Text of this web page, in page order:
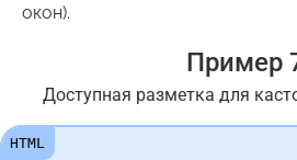
окон).
Пример
Доступная разметка для